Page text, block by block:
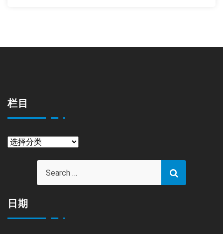
栏目
栏
日期